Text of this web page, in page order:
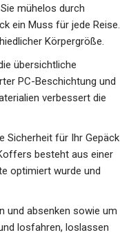
mühelos durch
ein Muss für jede Reise.
Körpergröße.
übersichtliche
PC-Beschichtung und
verbessert die
Sicherheit für Ihr Gepäck
besteht aus einer
optimiert wurde und
und absenken sowie um
losfahren, loslassen